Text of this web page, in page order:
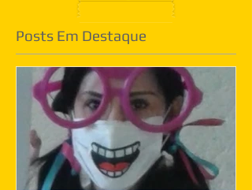
Posts Em Destaque